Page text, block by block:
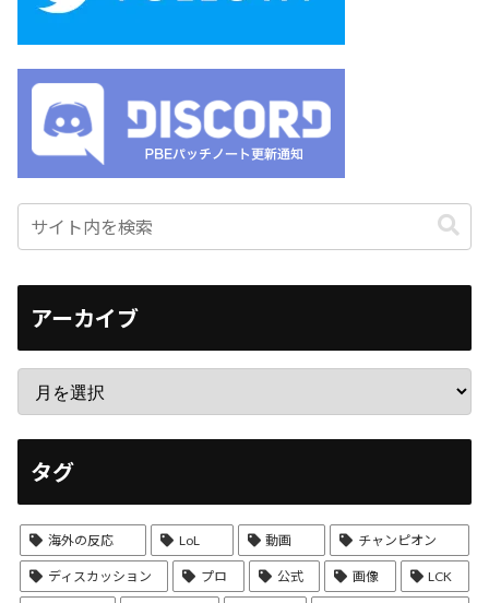
アーカイブ
タグ
海外の反応 LoL 動画 チャンピオン
ディスカッション プロ 公式 画像 LCK